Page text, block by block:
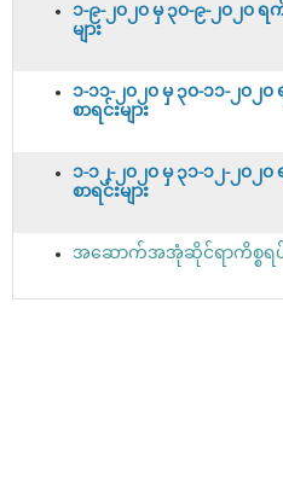
၁-၉-၂၀၂၀ မှ ၃၀-၉-၂၀၂၀
များ
၁-၁၁-၂၀၂၀ မှ ၃၀-၁၁-၂၀
စာရင်းများ
၁-၁၂-၂၀၂၀ မှ ၃၁-၁၂-၂၀
စာရင်းများ
အဆောက်အအုံဆိုင်ရာကိစ္စရပ်မ